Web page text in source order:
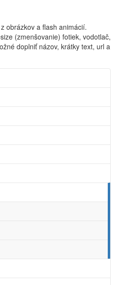
obrázkov a flash animácií.
(zmenšovanie) fotiek, vodotlač,
doplniť názov, krátky text, url a